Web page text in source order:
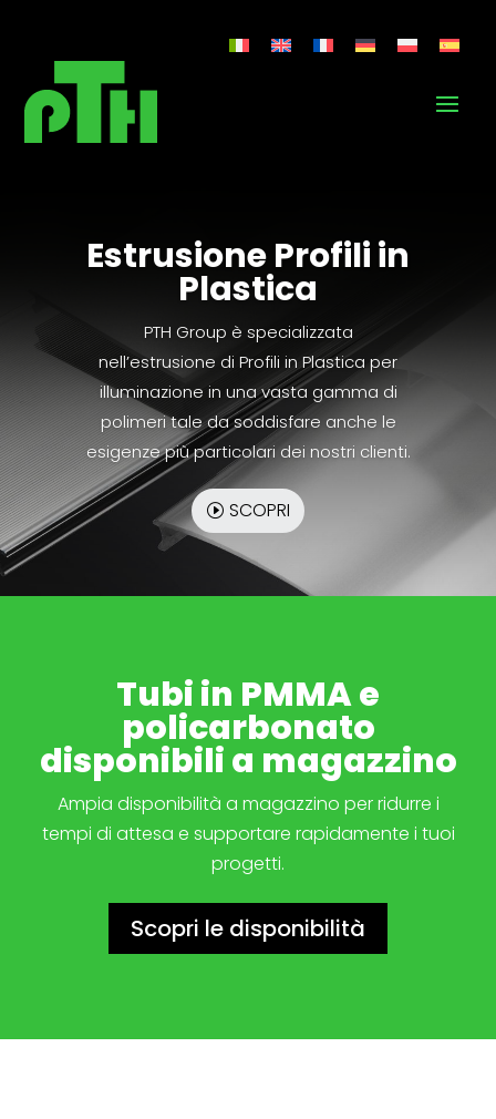
Estrusione Profili in
Plastica
PTH Group è specializzata
nell’estrusione di Profili in Plastica per
illuminazione in una vasta gamma di
polimeri tale da soddisfare anche le
esigenze più particolari dei nostri clienti.
SCOPRI
Tubi in PMMA e
policarbonato
disponibili a magazzino
Ampia disponibilità a magazzino per ridurre i
tempi di attesa e supportare rapidamente i tuoi
progetti.
Scopri le disponibilità